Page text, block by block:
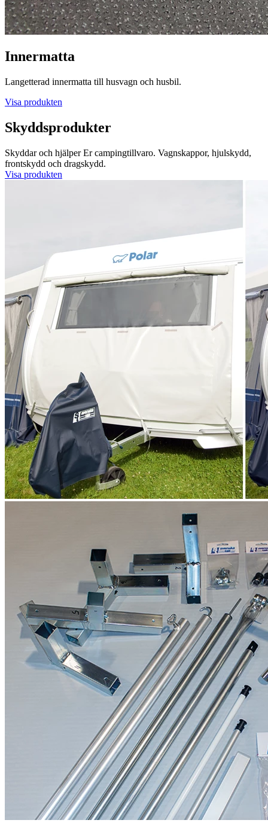
Innermatta
Langetterad innermatta till husvagn och husbil.
Visa produkten
Skyddsprodukter
Skyddar och hjälper Er campingtillvaro. Vagnskappor, hjulskydd,
frontskydd och dragskydd.
Visa produkten